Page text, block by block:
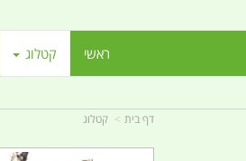
ראשי קטלוג
דף בית קטלוג